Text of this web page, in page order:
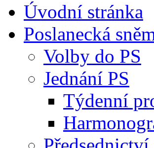
Úvodní stránka
Poslanecká
Volby do PS
Jednání PS
Týdenní